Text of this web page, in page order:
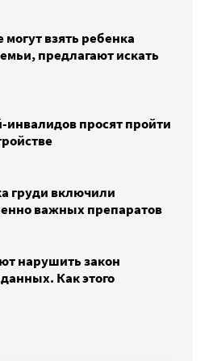
взять ребенка
предлагают искать
инвалидов просят пройти
груди включили
важных препаратов
нарушить закон
Как этого